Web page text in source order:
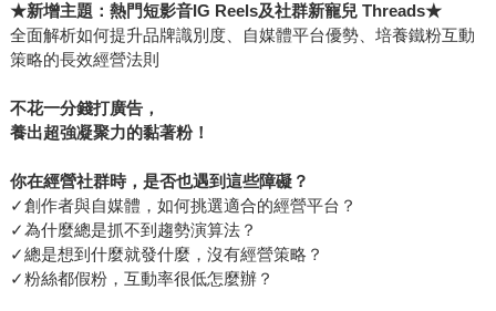
★新增主題：熱門短影音IG Reels及社群新寵兒 Threads★
全面解析如何提升品牌識別度、自媒體平台優勢、培養鐵粉互動
策略的長效經營法則
不花一分錢打廣告，
養出超強凝聚力的黏著粉！
你在經營社群時，是否也遇到這些障礙？
✓創作者與自媒體，如何挑選適合的經營平台？
✓為什麼總是抓不到趨勢演算法？
✓總是想到什麼就發什麼，沒有經營策略？
✓粉絲都假粉，互動率很低怎麼辦？